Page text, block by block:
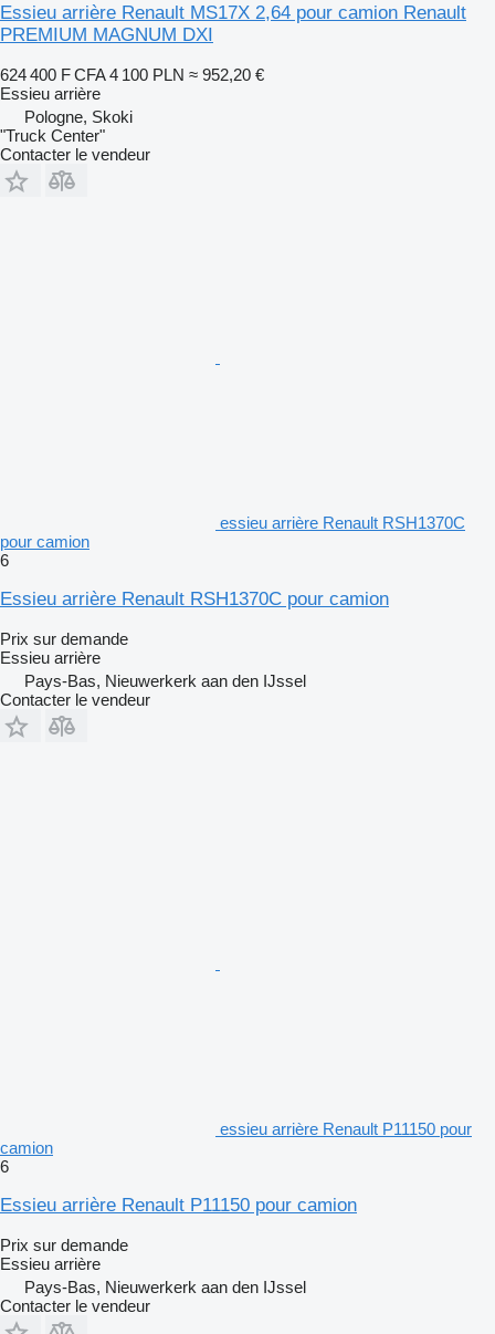
Essieu arrière Renault MS17X 2,64 pour camion Renault
PREMIUM MAGNUM DXI
624 400 F CFA 4 100 PLN ≈ 952,20 €
Essieu arrière
Pologne, Skoki
"Truck Center"
Contacter le vendeur
essieu arrière Renault RSH1370C
pour camion
6
Essieu arrière Renault RSH1370C pour camion
Prix sur demande
Essieu arrière
Pays-Bas, Nieuwerkerk aan den IJssel
Contacter le vendeur
essieu arrière Renault P11150 pour
camion
6
Essieu arrière Renault P11150 pour camion
Prix sur demande
Essieu arrière
Pays-Bas, Nieuwerkerk aan den IJssel
Contacter le vendeur